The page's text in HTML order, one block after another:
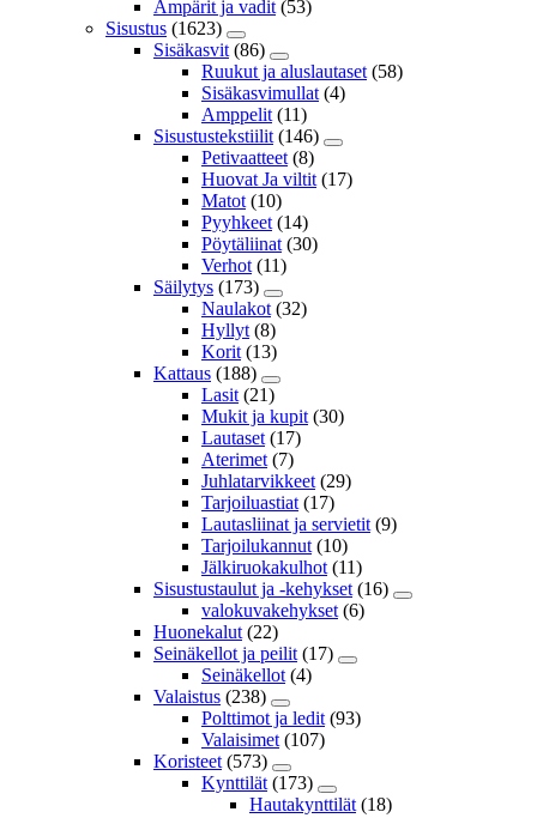
Ämpärit ja vadit (53)
Sisustus (1623)
Sisäkasvit (86)
Ruukut ja aluslautaset (58)
Sisäkasvimullat (4)
Amppelit (11)
Sisustustekstiilit (146)
Petivaatteet (8)
Huovat Ja viltit (17)
Matot (10)
Pyyhkeet (14)
Pöytäliinat (30)
Verhot (11)
Säilytys (173)
Naulakot (32)
Hyllyt (8)
Korit (13)
Kattaus (188)
Lasit (21)
Mukit ja kupit (30)
Lautaset (17)
Aterimet (7)
Juhlatarvikkeet (29)
Tarjoiluastiat (17)
Lautasliinat ja servietit (9)
Tarjoilukannut (10)
Jälkiruokakulhot (11)
Sisustustaulut ja -kehykset (16)
valokuvakehykset (6)
Huonekalut (22)
Seinäkellot ja peilit (17)
Seinäkellot (4)
Valaistus (238)
Polttimot ja ledit (93)
Valaisimet (107)
Koristeet (573)
Kynttilät (173)
Hautakynttilät (18)